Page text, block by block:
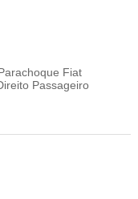
Fiat
Passageiro